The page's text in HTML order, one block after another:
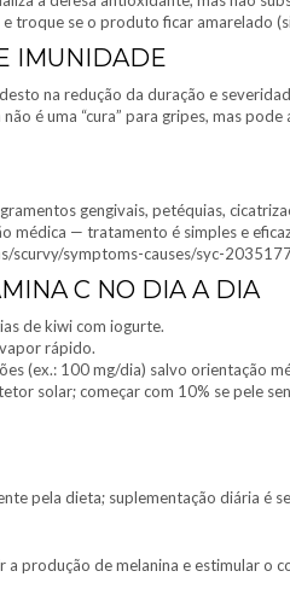
troque se o produto ficar amarelado
IMUNIDADE
na redução da duração e
é uma “cura” para gripes, mas
gengivais, petéquias,
médica — tratamento é simples e
scurvy/symptoms-causes/syc-
C NO DIA A DIA
de kiwi com iogurte.
rápido.
(ex.: 100 mg/dia) salvo orientação
solar; começar com 10% se pele
pela dieta; suplementação diária é
de melanina e estimular o